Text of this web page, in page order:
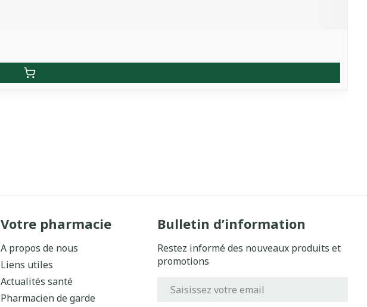
Votre pharmacie
A propos de nous
Liens utiles
Actualités santé
Pharmacien de garde
Bulletin d’information
Restez informé des nouveaux produits et
promotions